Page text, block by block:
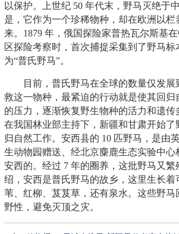
以保护。上世纪 50 年代末，野马灭绝于
是，它作为一个珍稀物种，却在欧洲以
来。1879 年，俄国探险家普热瓦尔斯基
区探险考察时，首次捕捉采集到了野马标
为“普氏野马”。
目前，普氏野马在全球的数量仅发展
救这一物种，最紧迫的行动就是使其回归
的压力，逐渐恢复野生物种的活力和遗传
在我国林业部主持下，新疆和甘肃开始了
归自然工作。安西县的 10 匹野马，是由
生动物园赠送、经北京麋鹿生态实验中心
安西的。经过 7 年的圈养，这批野马又繁
绍，安西是普氏野马的故乡，这里生长着
苇、红柳、芨芨草，还有泉水。这些野马
野性，避免灭顶之灾。